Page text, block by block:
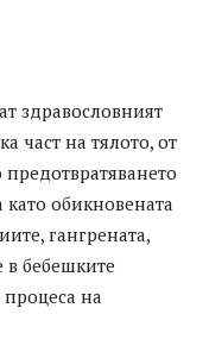
здравословният
част на тялото, от
обикновената
гангрената,
бебешките
на